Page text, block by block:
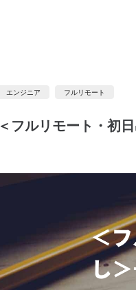
エンジニア フルリモート
＜フルリモート・初